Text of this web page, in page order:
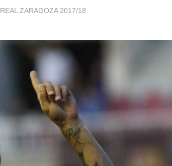
REAL ZARAGOZA 2017/18